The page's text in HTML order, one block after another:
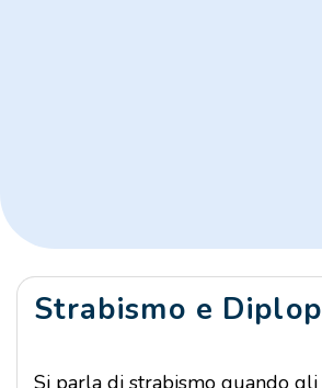
Strabismo e
Si parla di strabismo quando gli